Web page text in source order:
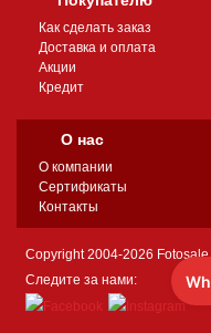
Как сделать заказ
Доставка и оплата
Акции
Кредит
О нас
О компании
Сертификаты
Контакты
Copyright 2004-2026 Fotosale
Следите за нами: